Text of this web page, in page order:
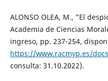
ALONSO OLEA, M., "El
Academia de Ciencias
ingreso, pp. 237-254,
https://www.racmyp.es/
consulta: 31.10.2022).